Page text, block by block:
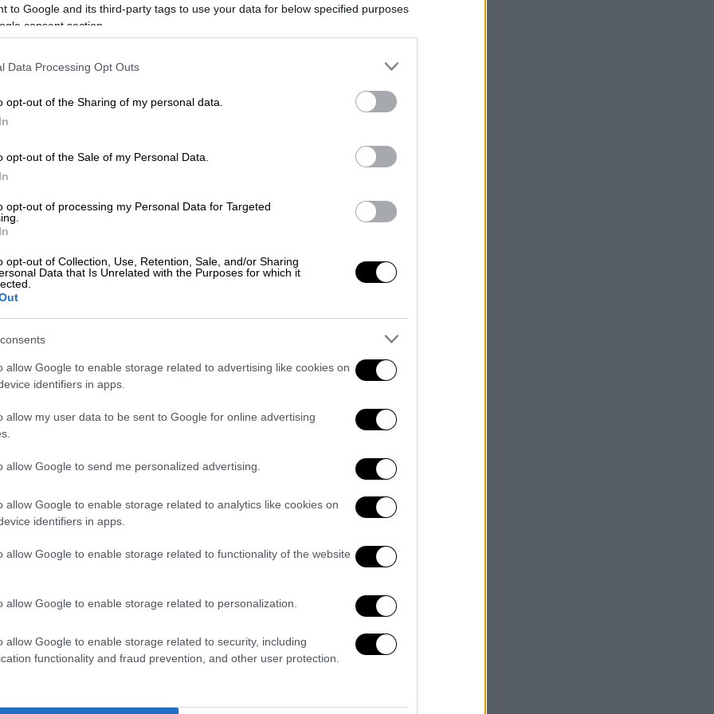
to Google and its third-party tags to use your data for below specified purposes
consent section.
Data Processing Opt Outs
opt-out of the Sharing of my personal data.
opt-out of the Sale of my Personal Data.
opt-out of processing my Personal Data for Targeted
opt-out of Collection, Use, Retention, Sale, and/or Sharing
Data that Is Unrelated with the Purposes for which it
allow Google to enable storage related to advertising like cookies on
identifiers in apps.
allow my user data to be sent to Google for online advertising
allow Google to send me personalized advertising.
allow Google to enable storage related to analytics like cookies on
identifiers in apps.
allow Google to enable storage related to functionality of the website
allow Google to enable storage related to personalization.
allow Google to enable storage related to security, including
functionality and fraud prevention, and other user protection.
καβγά σε ποντιακό γλέντι στη
θα μας σκοτώσουν»
νεκρός άνδρας στις
Ευόσμου, ενώ
ηHellenic Train
στο τμήμα Θεσσαλονίκη-Σίνδος.
- Θεσσαλονίκη) έχουν επιβιβαστεί
τη Θεσσαλονίκη.Παράλληλα, έχει
για όσους επιβάτες του
επιθυμούν να συνεχίσουν το ταξίδι
κοινό ότι από τις 17:15 έχει διακοπεί
Θεσσαλονίκη – Σίνδος, λόγω συμβάντος
συμβάντος, ενημερώθηκαν άμεσα οι
Αστυνομία και ΕΚΑΒ. Λόγω της
που εκτελεί το δρομολόγιο 1734
Σταθμό Σίνδου με 62 επιβάτες, ενώ η
2591 (Θεσσαλονίκη – Λάρισα)
Θεσσαλονίκης με 127 επιβάτες.